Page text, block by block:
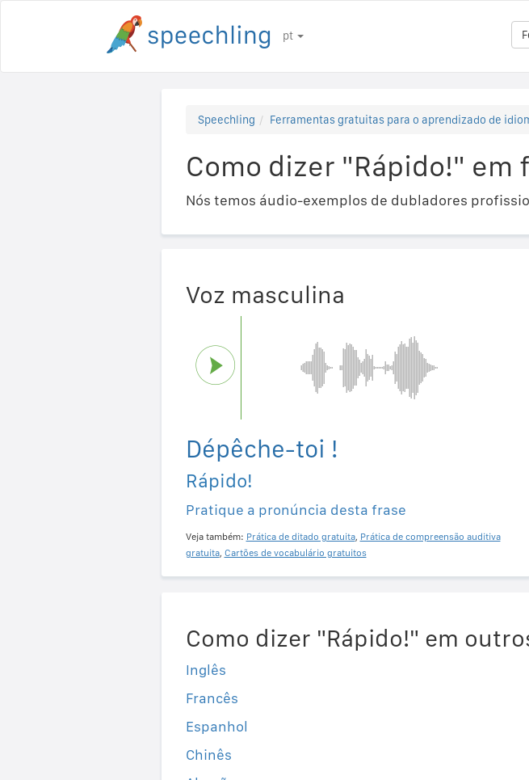
pt
Speechling Ferramentas gratuitas para o aprendizado de
Como dizer "Rápido!"
Nós temos áudio-exemplos de dubladores
Voz masculina
Dépêche-toi !
Rápido!
Pratique a pronúncia desta frase
Veja também: Prática de ditado gratuita, Prática de compreensão auditiva
gratuita, Cartões de vocabulário gratuitos
Como dizer "Rápido!" em
Inglês
Francês
Espanhol
Chinês